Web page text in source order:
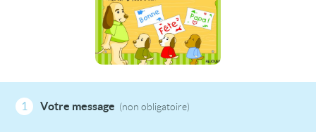
1 Votre message (non obligatoire)